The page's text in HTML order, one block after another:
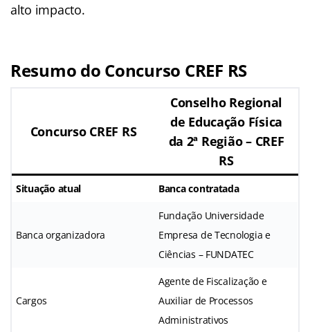
alto impacto.
Resumo do Concurso CREF RS
Concurso CREF RS
Conselho Regional
de Educação Física
da 2ª Região – CREF
RS
Situação atual Banca contratada
Banca organizadora
Fundação Universidade
Empresa de Tecnologia e
Ciências – FUNDATEC
Cargos
Agente de Fiscalização e
Auxiliar de Processos
Administrativos